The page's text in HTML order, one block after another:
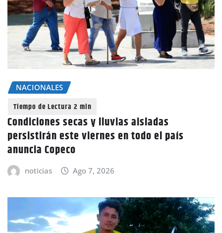
NACIONALES
Condiciones secas y lluvias aisladas
persistirán este viernes en todo el país
anuncia Copeco
noticias Ago 7, 2026